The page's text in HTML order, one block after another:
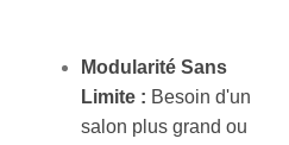
Modularité Sans
Limite : Besoin d'un
salon plus grand ou